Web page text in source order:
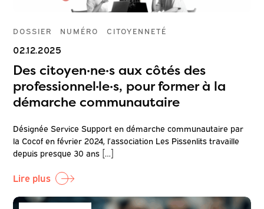
DOSSIER NUMÉRO CITOYENNETÉ
02.12.2025
Des citoyen·ne·s aux côtés des
professionnel·le·s, pour former à la
démarche communautaire
Désignée Service Support en démarche communautaire par
la Cocof en février 2024, l’association Les Pissenlits travaille
depuis presque 30 ans […]
Lire plus